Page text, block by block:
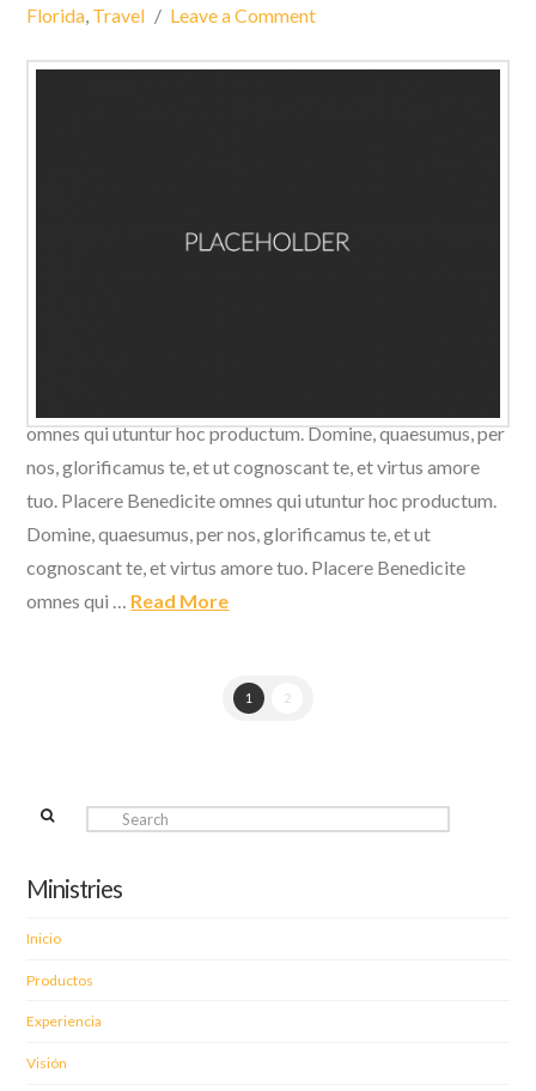
Florida, Travel Leave a Comment
omnes qui utuntur hoc productum. Domine, quaesumus, per
nos, glorificamus te, et ut cognoscant te, et virtus amore
tuo. Placere Benedicite omnes qui utuntur hoc productum.
Domine, quaesumus, per nos, glorificamus te, et ut
cognoscant te, et virtus amore tuo. Placere Benedicite
omnes qui … Read More
1 2
Ministries
Inicio
Productos
Experiencia
Visión